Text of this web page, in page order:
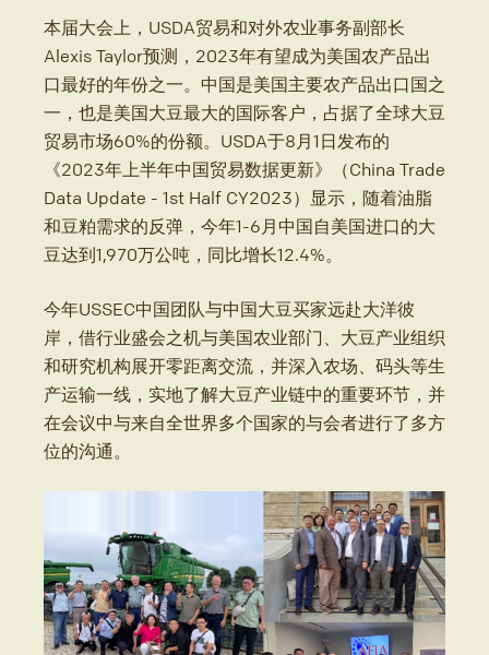
本届大会上，USDA贸易和对外农业事务副部长
Alexis Taylor预测，2023年有望成为美国农产品出
口最好的年份之一。中国是美国主要农产品出口国之
一，也是美国大豆最大的国际客户，占据了全球大豆
贸易市场60%的份额。USDA于8月1日发布的
《2023年上半年中国贸易数据更新》（China Trade
Data Update - 1st Half CY2023）显示，随着油脂
和豆粕需求的反弹，今年1-6月中国自美国进口的大
豆达到1,970万公吨，同比增长12.4%。
今年USSEC中国团队与中国大豆买家远赴大洋彼
岸，借行业盛会之机与美国农业部门、大豆产业组织
和研究机构展开零距离交流，并深入农场、码头等生
产运输一线，实地了解大豆产业链中的重要环节，并
在会议中与来自全世界多个国家的与会者进行了多方
位的沟通。